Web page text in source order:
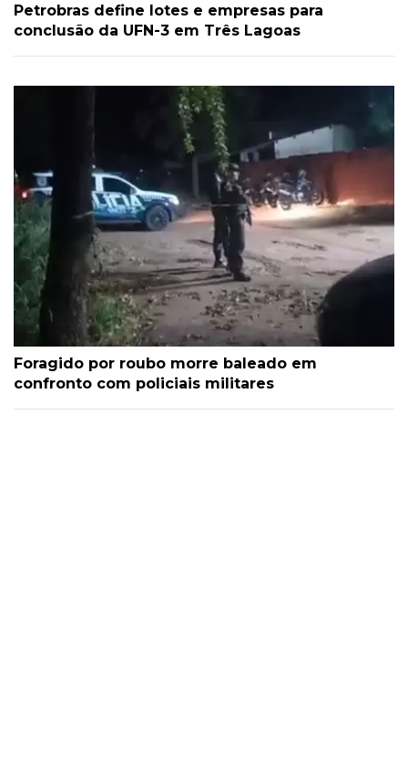
Petrobras define lotes e empresas para
conclusão da UFN-3 em Três Lagoas
Foragido por roubo morre baleado em
confronto com policiais militares